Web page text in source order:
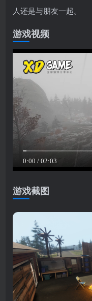
人还是与朋友一起。
游戏视频
游戏截图